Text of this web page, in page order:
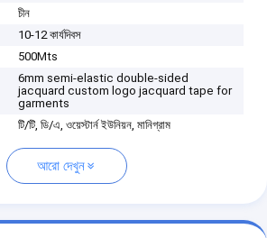
চীন
10-12 কার্যদিবস
500Mts
6mm semi-elastic double-sided
jacquard custom logo jacquard tape for
garments
টি/টি, ডি/এ, ওয়েস্টার্ন ইউনিয়ন, মানিগ্রাম
আরো দেখুন